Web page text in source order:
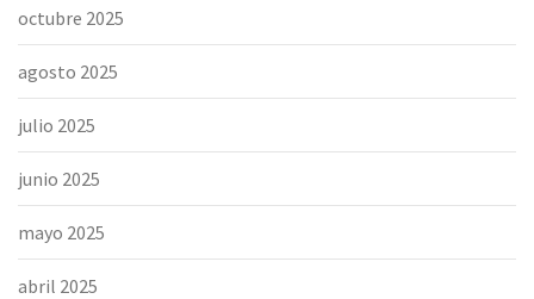
octubre 2025
agosto 2025
julio 2025
junio 2025
mayo 2025
abril 2025